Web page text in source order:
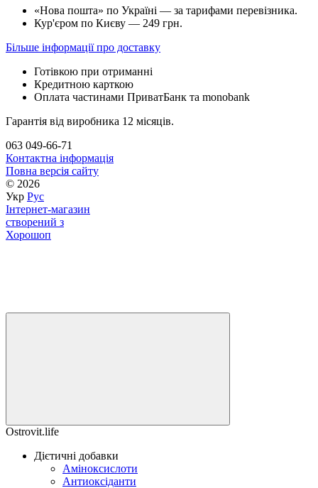
«Нова пошта» по Україні — за тарифами перевізника.
Кур'єром по Києву — 249 грн.
Більше інформації про доставку
Готівкою при отриманні
Кредитною карткою
Оплата частинами ПриватБанк та monobank
Гарантія від виробника 12 місяців.
063 049-66-71
Контактна інформація
Повна версія сайту
© 2026
Укр Рус
Інтернет-магазин
створений з
Хорошоп
Ostrovit.life
Дієтичні добавки
Аміноксислоти
Антиоксіданти